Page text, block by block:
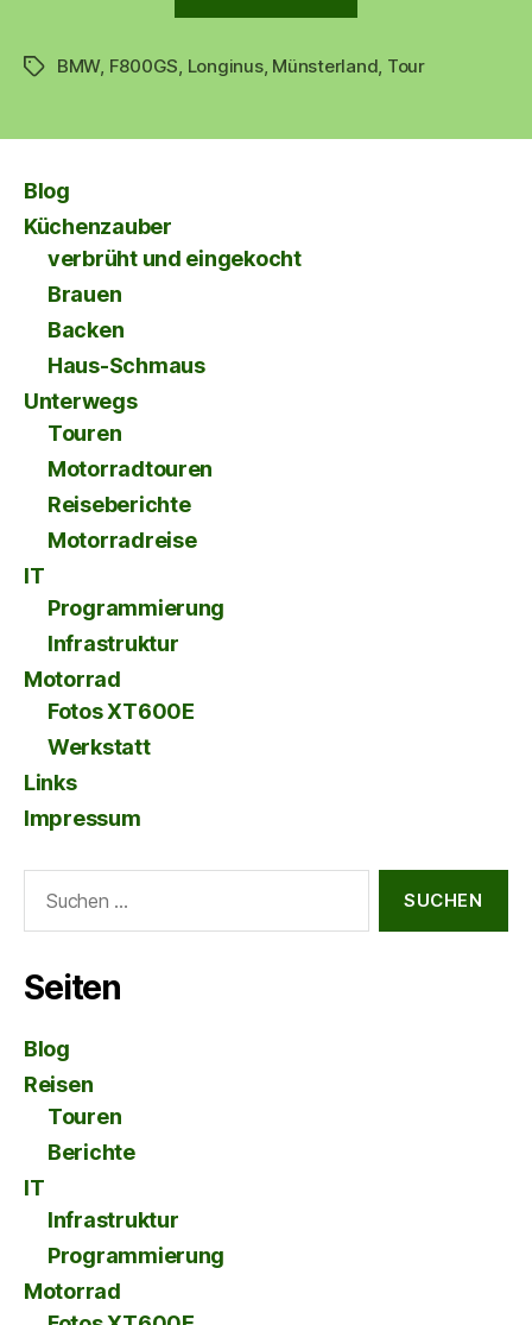
Schlagwörter
BMW, F800GS, Longinus, Münsterland, Tour
Blog
Küchenzauber
verbrüht und eingekocht
Brauen
Backen
Haus-Schmaus
Unterwegs
Touren
Motorradtouren
Reiseberichte
Motorradreise
IT
Programmierung
Infrastruktur
Motorrad
Fotos XT600E
Werkstatt
Links
Impressum
nach:
Seiten
Blog
Reisen
Touren
Berichte
IT
Infrastruktur
Programmierung
Motorrad